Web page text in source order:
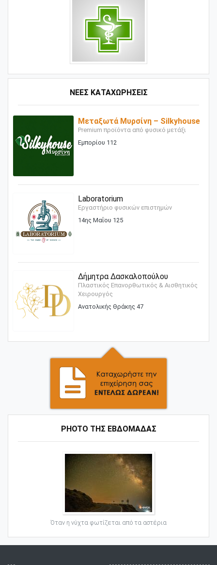
ΝΕΕΣ ΚΑΤΑΧΩΡΗΣΕΙΣ
Μεταξωτά Μυρσίνη – Silkyhouse
Premium προϊόντα από φυσικό μετάξι
Εμπορίου 112
Laboratorium
Εργαστήριο φυσικών επιστημών
14ης Μαΐου 125
Δήμητρα Δασκαλοπούλου
Πλαστικός Επανορθωτικός & Αισθητικός
Χειρουργός
Ανατολικής Θράκης 47
PHOTO ΤΗΣ ΕΒΔΟΜΑΔΑΣ
Όταν η νύχτα φωτίζεται από τα αστέρια